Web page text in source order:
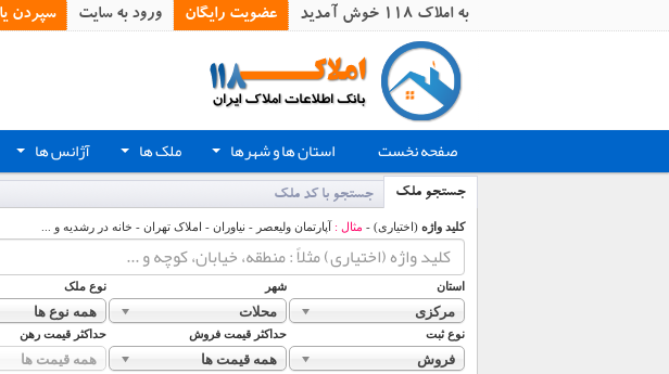
به املاک 118 خوش آمدید عضویت رایگان ورود به سایت سپردن
صفحه نخست + استان ها و شهرها + ملک ها + آژانس ها
جستجو ملک جستجو با کد ملک
کلید واژه (اختیاری) - مثال : آپارتمان ولیعصر - نیاوران - املاک تهران - خانه در رشدیه و ...
استان شهر نوع ملک
مرکزی محلات همه نوع ها
نوع ثبت حداکثر قیمت فروش حداکثر قیمت رهن
فروش همه قیمت ها همه قیمت ها